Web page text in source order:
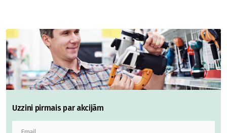
Uzzini pirmais par akcijām